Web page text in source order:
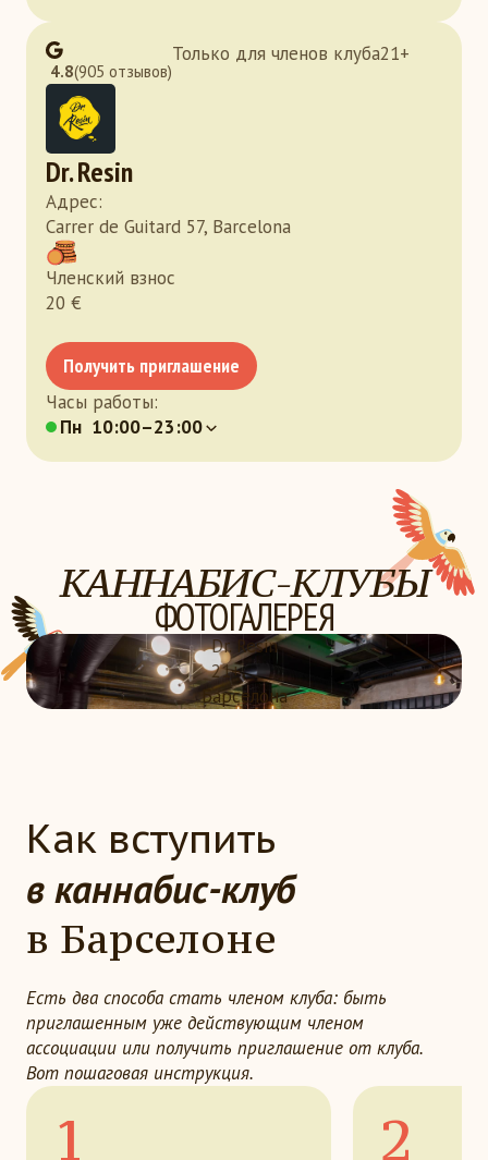
4.8(905 отзывов)
Только для членов клуба21+
Dr. Resin
Адрес:
Carrer de Guitard 57, Barcelona
Членский взнос
20 €
Получить приглашение
Часы работы:
Пн 10:00–23:00
КАННАБИС-КЛУБЫ
ФОТОГАЛЕРЕЯ
Dr. Resin
21+
Барселона
Как вступить
в каннабис-клуб
в Барселоне
Есть два способа стать членом клуба: быть
приглашенным уже действующим членом
ассоциации или получить приглашение от клуба.
Вот пошаговая инструкция.
1 2